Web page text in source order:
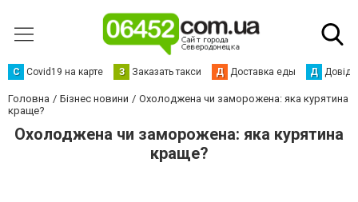
С Сovid19 на карте З Заказать такси Д Доставка еды Д
Головна Бізнес новини
Охолоджена чи заморожена: яка курятина
краще?
Охолоджена чи заморожена: яка курятина
краще?